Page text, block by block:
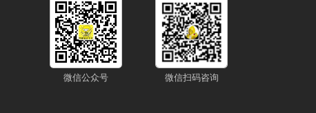
微信公众号 微信扫码咨询